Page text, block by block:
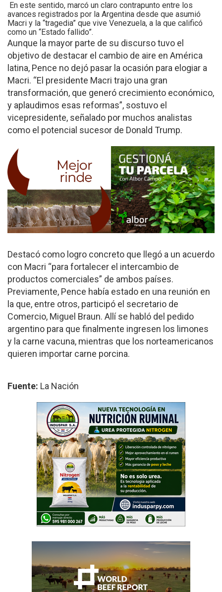
En este sentido, marcó un claro contrapunto entre los
avances registrados por la Argentina desde que asumió
Macri y la “tragedia” que vive Venezuela, a la que calificó
como un “Estado fallido”.
Aunque la mayor parte de su discurso tuvo el
objetivo de destacar el cambio de aire en América
latina, Pence no dejó pasar la ocasión para elogiar a
Macri. “El presidente Macri trajo una gran
transformación, que generó crecimiento económico,
y aplaudimos esas reformas”, sostuvo el
vicepresidente, señalado por muchos analistas
como el potencial sucesor de Donald Trump.
Destacó como logro concreto que llegó a un acuerdo
con Macri “para fortalecer el intercambio de
productos comerciales” de ambos países.
Previamente, Pence había estado en una reunión en
la que, entre otros, participó el secretario de
Comercio, Miguel Braun. Allí se habló del pedido
argentino para que finalmente ingresen los limones
y la carne vacuna, mientras que los norteamericanos
quieren importar carne porcina.
Fuente: La Nación